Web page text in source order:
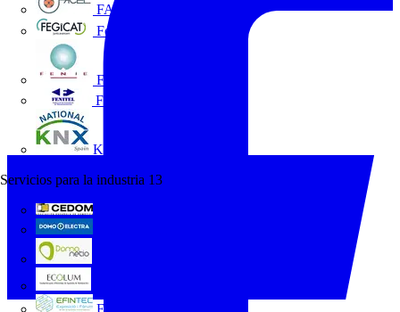
FACEL
Fegicat
FENIE
FENITEL
KNX España
Servicios para la industria 13
Efintec